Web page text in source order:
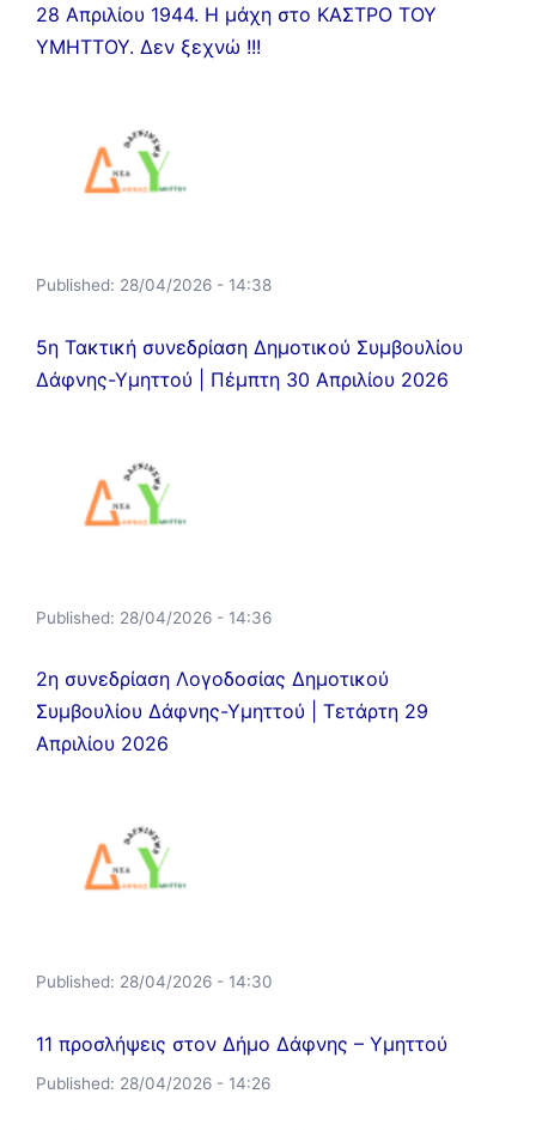
28 Απριλίου 1944. Η μάχη στο ΚΑΣΤΡΟ ΤΟΥ
ΥΜΗΤΤΟΥ. Δεν ξεχνώ !!!
Published: 28/04/2026 - 14:38
5η Τακτική συνεδρίαση Δημοτικού Συμβουλίου
Δάφνης-Υμηττού | Πέμπτη 30 Απριλίου 2026
Published: 28/04/2026 - 14:36
2η συνεδρίαση Λογοδοσίας Δημοτικού
Συμβουλίου Δάφνης-Υμηττού | Τετάρτη 29
Απριλίου 2026
Published: 28/04/2026 - 14:30
11 προσλήψεις στον Δήμο Δάφνης – Υμηττού
Published: 28/04/2026 - 14:26